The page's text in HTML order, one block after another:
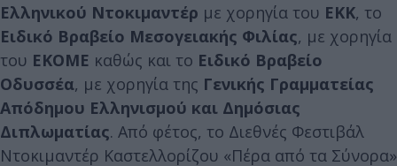
Ελληνικού Ντοκιμαντέρ με χορηγία του ΕΚΚ, το
Ειδικό Βραβείο Μεσογειακής Φιλίας, με χορηγία
του ΕΚΟΜΕ καθώς και το Ειδικό Βραβείο
Οδυσσέα, με χορηγία της Γενικής Γραμματείας
Απόδημου Ελληνισμού και Δημόσιας
Διπλωματίας. Από φέτος, το Διεθνές Φεστιβάλ
Ντοκιμαντέρ Καστελλορίζου «Πέρα από τα Σύνορα»